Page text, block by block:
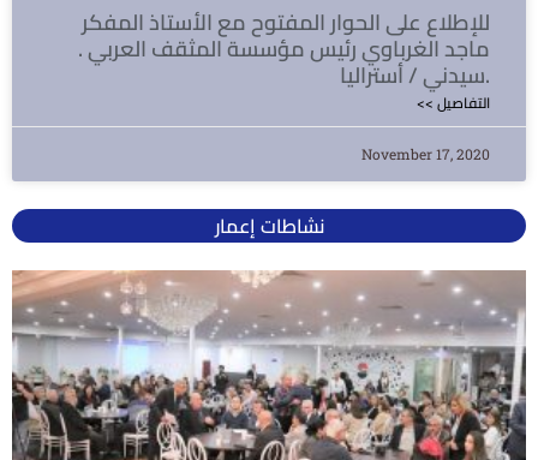
للإطلاع على الحوار المفتوح مع الأستاذ المفكر
ماجد الغرباوي رئيس مؤسسة المثقف العربي .
سيدني / أستراليا.
<< التفاصيل
November 17, 2020
نشاطات إعمار